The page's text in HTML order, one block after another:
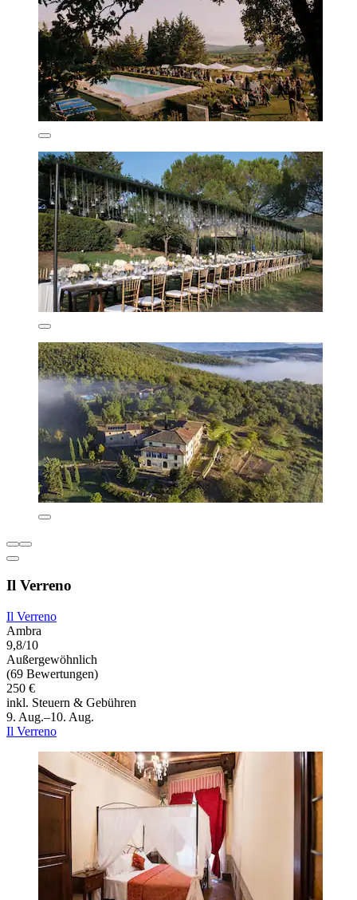
Il Verreno
Il Verreno
Ambra
9,8/10
Außergewöhnlich
(69 Bewertungen)
250 €
inkl. Steuern & Gebühren
9. Aug.–10. Aug.
Il Verreno